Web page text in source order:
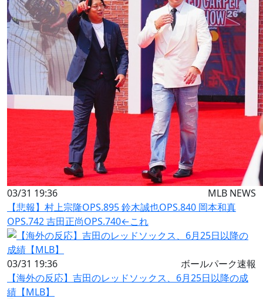
03/31 19:36
MLB NEWS
【悲報】村上宗隆OPS.895 鈴木誠也OPS.840 岡本和真
OPS.742 吉田正尚OPS.740←これ
03/31 19:36
ボールパーク速報
【海外の反応】吉田のレッドソックス、6月25日以降の成
績【MLB】